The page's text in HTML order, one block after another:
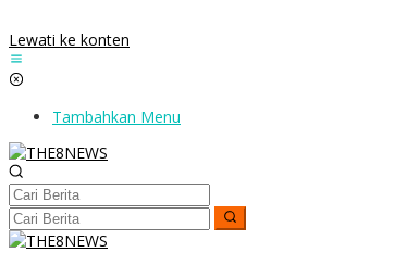
Lewati ke konten
Tambahkan Menu